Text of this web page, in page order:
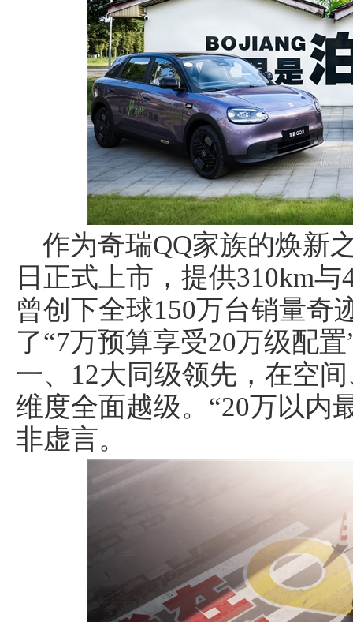
作为奇瑞QQ家族的焕新
日正式上市，提供310km
曾创下全球150万台销量奇
了“7万预算享受20万级配
一、12大同级领先，在空
维度全面越级。“20万以内
非虚言。